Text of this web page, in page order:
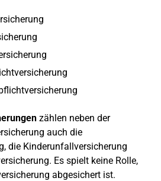
zählen neben der
auch die
die Kinderunfallversicherung
Es spielt keine Rolle,
abgesichert ist.